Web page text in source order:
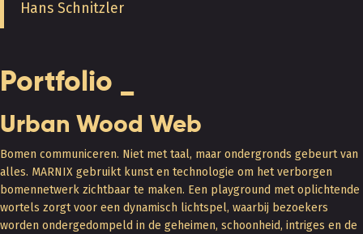
Hans Schnitzler
Portfolio _
Urban Wood Web
Bomen communiceren. Niet met taal, maar ondergronds gebeurt van
alles. MARNIX gebruikt kunst en technologie om het verborgen
bomennetwerk zichtbaar te maken. Een playground met oplichtende
wortels zorgt voor een dynamisch lichtspel, waarbij bezoekers
worden ondergedompeld in de geheimen, schoonheid, intriges en de